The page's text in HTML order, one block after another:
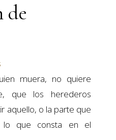
de
muera, no quiere
que los herederos
aquello, o la parte que
lo que consta en el